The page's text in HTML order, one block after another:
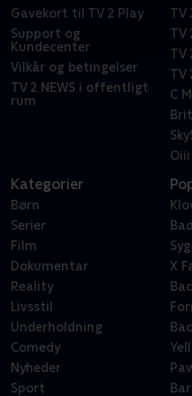
Gavekort til TV 2 Play
Support og
Kundecenter
Vilkår og betingelser
TV 2 NEWS i offentligt
rum
TV
TV
TV
TV
C
Oiii
Kategorier
Børn
Serier
Film
Dokumentar
Reality
Livsstil
Underholdning
Comedy
Nyheder
Sport
X